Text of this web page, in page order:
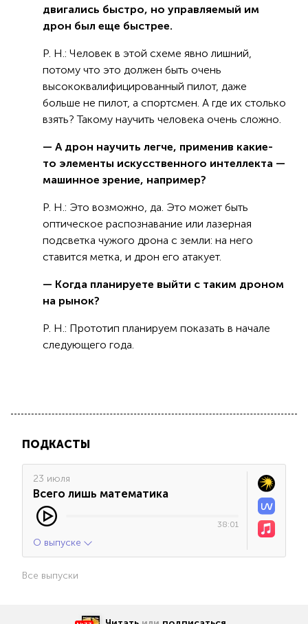
двигались быстро, но управляемый им
дрон был еще быстрее.
Р. Н.: Человек в этой схеме явно лишний,
потому что это должен быть очень
высококвалифицированный пилот, даже
больше не пилот, а спортсмен. А где их столько
взять? Такому научить человека очень сложно.
— А дрон научить легче, применив какие-
то элементы искусственного интеллекта —
машинное зрение, например?
Р. Н.: Это возможно, да. Это может быть
оптическое распознавание или лазерная
подсветка чужого дрона с земли: на него
ставится метка, и дрон его атакует.
— Когда планируете выйти с таким дроном
на рынок?
Р. Н.: Прототип планируем показать в начале
следующего года.
ПОДКАСТЫ
23 июля
Всего лишь математика
38:01
О выпуске
Все выпуски